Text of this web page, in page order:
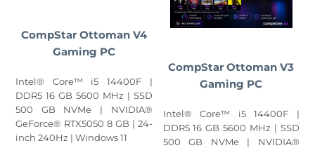
CompStar Ottoman V4
Gaming PC
Intel® Core™ i5 14400F |
DDR5 16 GB 5600 MHz | SSD
500 GB NVMe | NVIDIA®
GeForce® RTX5050 8 GB | 24-
inch 240Hz | Windows 11
CompStar Ottoman V3
Gaming PC
Intel® Core™ i5 14400F |
DDR5 16 GB 5600 MHz | SSD
500 GB NVMe | NVIDIA®